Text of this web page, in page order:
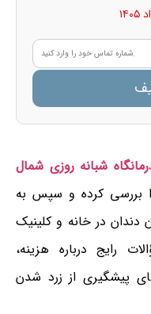
شبانه روزی شمال
بررسی کرده و سپس به
دندان در خانه و کلینیک
رایج درباره هزینه،
پیشگیری از زرد شدن